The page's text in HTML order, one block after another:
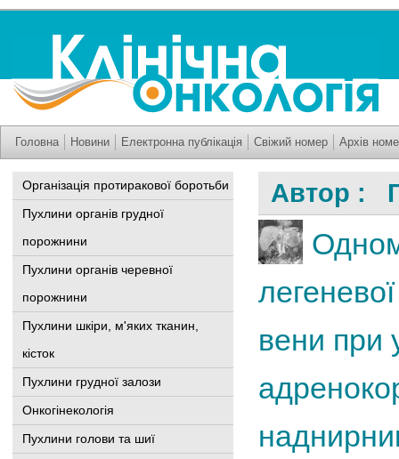
Головна Новини Електронна публікація Свіжий номер Архів
Організація протиракової боротьби
Пухлини органів грудної
порожнини
Пухлини органів черевної
порожнини
Пухлини шкіри, м'яких тканин,
кісток
Пухлини грудної залози
Онкогінекологія
Пухлини голови та шиї
Автор :
вени при